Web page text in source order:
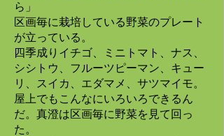
ら」
区画毎に栽培している野菜のプレート
が立っている。
四季成りイチゴ、ミニトマト、ナス、
シシトウ、フルーツピーマン、キュー
リ、スイカ、エダマメ、サツマイモ。
屋上でもこんなにいろいろできるん
だ。真澄は区画毎に野菜を見て回っ
た。